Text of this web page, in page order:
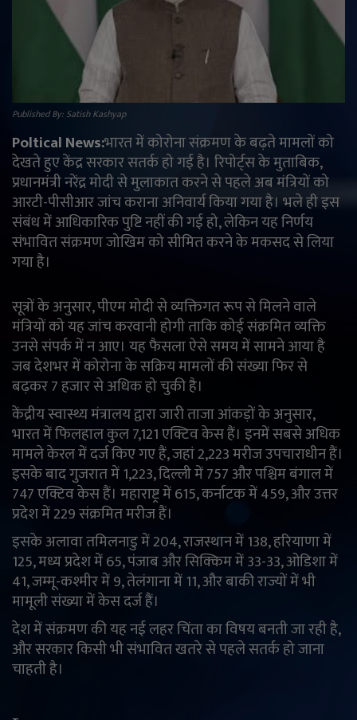
व्यापार
टेक्नोलॉजी
ई-पेपर
Language
Published By: Satish Kashyap
Poltical News:भारत में कोरोना संक्रमण के बढ़ते मामलों को
देखते हुए केंद्र सरकार सतर्क हो गई है। रिपोर्ट्स के मुताबिक,
प्रधानमंत्री नरेंद्र मोदी से मुलाकात करने से पहले अब मंत्रियों को
आरटी-पीसीआर जांच कराना अनिवार्य किया गया है। भले ही इस
संबंध में आधिकारिक पुष्टि नहीं की गई हो, लेकिन यह निर्णय
संभावित संक्रमण जोखिम को सीमित करने के मकसद से लिया
गया है।
सूत्रों के अनुसार, पीएम मोदी से व्यक्तिगत रूप से मिलने वाले
मंत्रियों को यह जांच करवानी होगी ताकि कोई संक्रमित व्यक्ति
उनसे संपर्क में न आए। यह फैसला ऐसे समय में सामने आया है
जब देशभर में कोरोना के सक्रिय मामलों की संख्या फिर से
बढ़कर 7 हजार से अधिक हो चुकी है।
केंद्रीय स्वास्थ्य मंत्रालय द्वारा जारी ताजा आंकड़ों के अनुसार,
भारत में फिलहाल कुल 7,121 एक्टिव केस हैं। इनमें सबसे अधिक
मामले केरल में दर्ज किए गए हैं, जहां 2,223 मरीज उपचाराधीन हैं।
इसके बाद गुजरात में 1,223, दिल्ली में 757 और पश्चिम बंगाल में
747 एक्टिव केस हैं। महाराष्ट्र में 615, कर्नाटक में 459, और उत्तर
प्रदेश में 229 संक्रमित मरीज हैं।
इसके अलावा तमिलनाडु में 204, राजस्थान में 138, हरियाणा में
125, मध्य प्रदेश में 65, पंजाब और सिक्किम में 33-33, ओडिशा में
41, जम्मू-कश्मीर में 9, तेलंगाना में 11, और बाकी राज्यों में भी
मामूली संख्या में केस दर्ज हैं।
देश में संक्रमण की यह नई लहर चिंता का विषय बनती जा रही है,
और सरकार किसी भी संभावित खतरे से पहले सतर्क हो जाना
चाहती है।